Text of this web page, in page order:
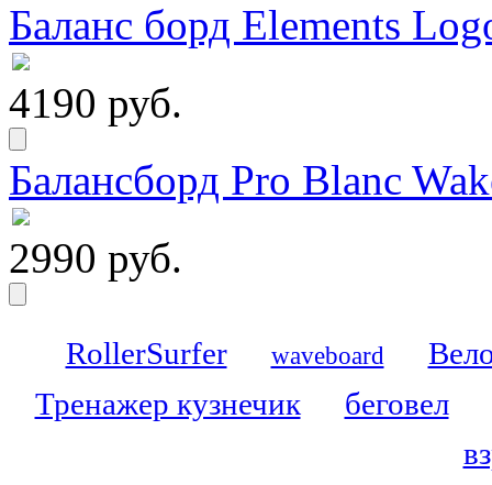
Баланс борд Elements
4190 руб.
Балансборд Pro Blanc
2990 руб.
RollerSurfer waveboard
Тренажер кузнечик
беговел